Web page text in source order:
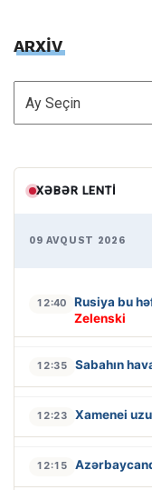
ARXİV
ARXİV
XƏBƏR LENTI
09 AVQUST 2026
12:40 Rusiya bu
Zelenski
12:35 Sabahın
12:23 Xamenei
12:15